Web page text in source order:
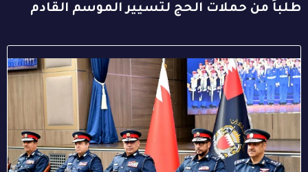
طلباً من حملات الحج لتسيير الموسم القادم